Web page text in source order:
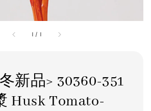
1 / 1
新品> 30360-351
Husk Tomato-